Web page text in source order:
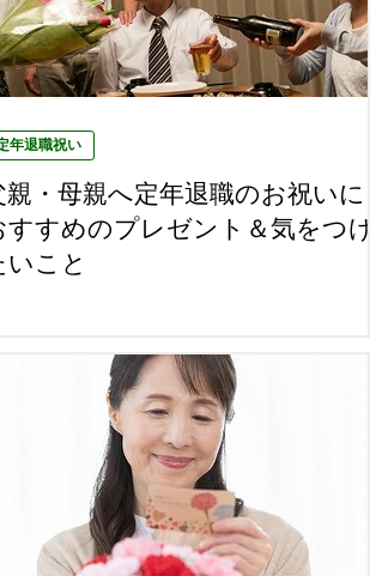
親・母親へ定年退職のお祝いに
すすめのプレゼント＆気をつけ
いこと
年退職祝い